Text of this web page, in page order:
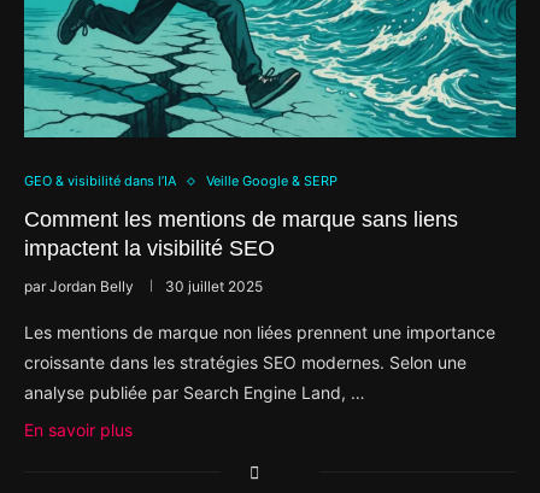
GEO & visibilité dans l’IA Veille Google & SERP
Comment les mentions de marque sans liens
impactent la visibilité SEO
parJordan Belly 30 juillet 2025
Les mentions de marque non liées prennent une importance
croissante dans les stratégies SEO modernes. Selon une
analyse publiée par Search Engine Land, …
En savoir plus